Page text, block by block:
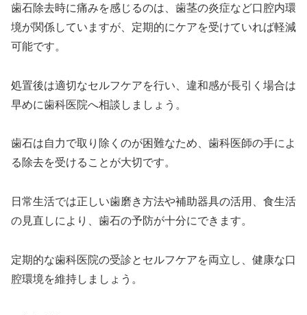
歯石除去時に痛みを感じるのは、歯茎の炎症など口腔内環
境が関係していますが、定期的にケアを受けていれば軽減
可能です。
処置後は適切なセルフケアを行い、違和感が長引く場合は
早めに歯科医院へ相談しましょう。
歯石は自力で取り除くのが困難なため、歯科医師の手によ
る除去を受けることが大切です。
日常生活では正しい歯磨き方法や補助器具の活用、食生活
の見直しにより、歯石の予防が十分にできます。
定期的な歯科医院の受診とセルフケアを両立し、健康な口
腔環境を維持しましょう。